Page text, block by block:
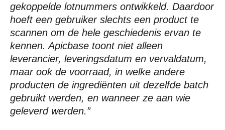
gekoppelde lotnummers ontwikkeld. Daardoor
hoeft een gebruiker slechts een product te
scannen om de hele geschiedenis ervan te
kennen. Apicbase toont niet alleen
leverancier, leveringsdatum en vervaldatum,
maar ook de voorraad, in welke andere
producten de ingrediënten uit dezelfde batch
gebruikt werden, en wanneer ze aan wie
geleverd werden.”